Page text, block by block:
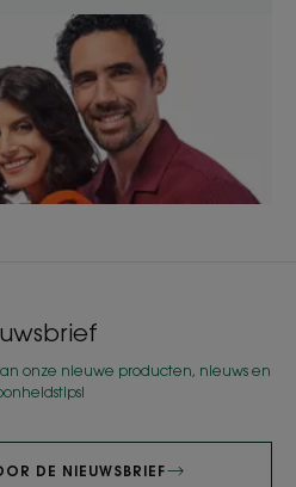
onze nieuwe producten, nieuws en
DE NIEUWSBRIEF